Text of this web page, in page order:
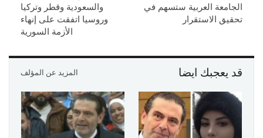
الجامعة العربية ستسهم في
تحقيق الاستقرار
والسعودية وقطر وتركيا
وروسيا اتفقت على إنهاء
الأزمة السورية
قد يعجبك ايضا المزيد عن المؤلف